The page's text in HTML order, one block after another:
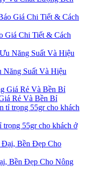
Giá Chi Tiết & Cách
Suất Và Hiệu
Rẻ Và Bền Bỉ
55gr cho khách ở
Bền Đẹp Cho Nông